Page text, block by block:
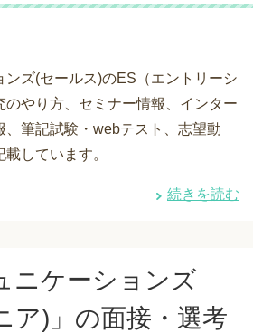
ンズ(セールス)のES（エントリーシ
のやり方、セミナー情報、インター
、筆記試験・webテスト、志望動
しています。
続きを読む
ニケーションズ
ア)」の面接・選考